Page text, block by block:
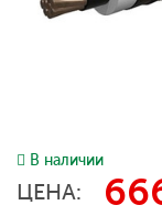
В наличии
ЦЕНА: